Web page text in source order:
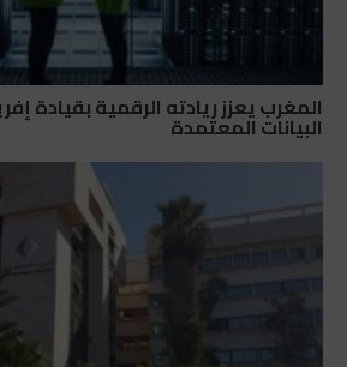
المغرب يعزز ريادته الرقمية بقيادة
البيانات المعتمدة